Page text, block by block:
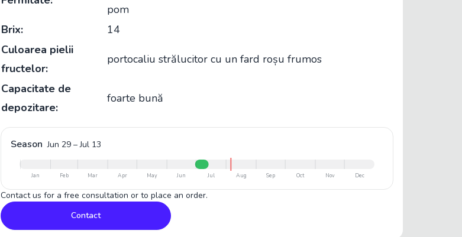
pom
Brix:
14
Culoarea pielii
fructelor:
portocaliu strălucitor cu un fard roșu frumos
Capacitate de
depozitare:
foarte bună
Season Jun 29 –Jul 13
Jan Feb Mar Apr May Jun Jul Aug Sep Oct Nov Dec
Contact us for a free consultation or to place an order.
Contact